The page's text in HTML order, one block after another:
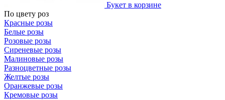
Букет в корзине
По цвету роз
Красные розы
Белые розы
Розовые розы
Сиреневые розы
Малиновые розы
Разноцветные розы
Желтые розы
Оранжевые розы
Кремовые розы